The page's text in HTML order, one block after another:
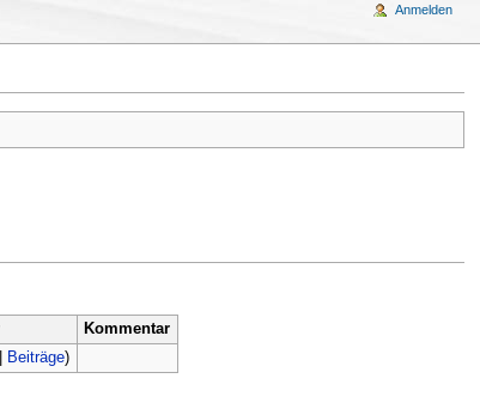
Kommentar
Beiträge)
Anmelden